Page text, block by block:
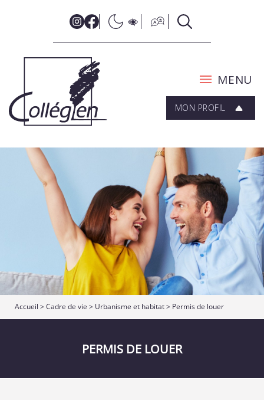
MENU
MON PROFIL
Accueil >Cadre de vie > Urbanisme et habitat> Permis de louer
PERMIS DE LOUER